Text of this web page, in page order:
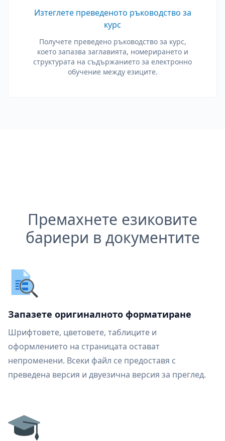
Изтеглете преведеното ръководство за
курс
Получете преведено ръководство за курс,
което запазва заглавията, номерирането и
структурата на съдържанието за електронно
обучение между езиците.
Премахнете езиковите
бариери в документите
Запазете оригиналното форматиране
Шрифтовете, цветовете, таблиците и
оформлението на страницата остават
непроменени. Всеки файл се предоставя с
преведена версия и двуезична версия за преглед.